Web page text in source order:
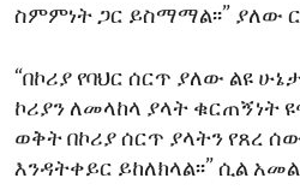
ስምምነት ጋር ይስማማል፡፡” ያለው
“በኮሪያ የባህር ሰርጥ ያለው ልዩ
ኮሪያን ለመላከላ ያላት ቁርጠኝነት
ወቅት በኮሪያ ሰርጥ ያላትን የጸረ
እንዳትቀይር ይከለክላል፡፡” ሲል